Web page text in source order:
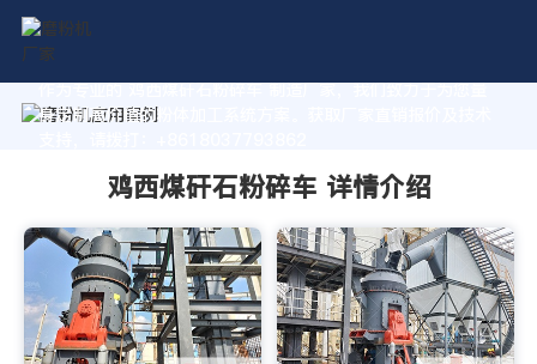
作为专业的 鸡西煤矸石粉碎车 制造厂家，我们致力于为您量
身定制高价值的粉体加工系统方案。获取厂家直销报价及技术
鸡西煤矸石粉碎车 详情介绍